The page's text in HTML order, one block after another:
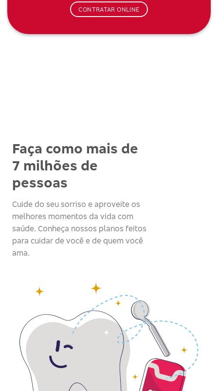
CONTRATAR ONLINE
Faça como mais de
7 milhões de
pessoas
Cuide do seu sorriso e aproveite os
melhores momentos da vida com
saúde. Conheça nossos planos feitos
para cuidar de você e de quem você
ama.